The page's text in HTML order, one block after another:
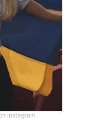
Instagram